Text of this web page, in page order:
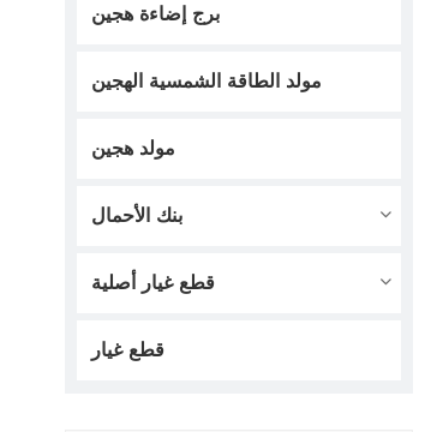
برج إضاءة هجين
مولد الطاقة الشمسية الهجين
مولد هجين
بنك الأحمال
قطع غيار أصلية
قطع غيار